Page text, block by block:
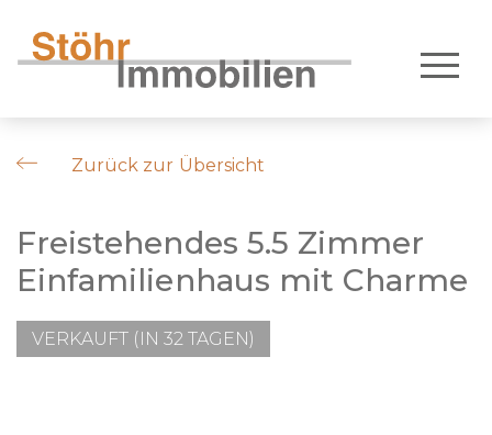
Zurück zur Übersicht
Freistehendes 5.5 Zimmer
Einfamilienhaus mit Charme
VERKAUFT (IN 32 TAGEN)